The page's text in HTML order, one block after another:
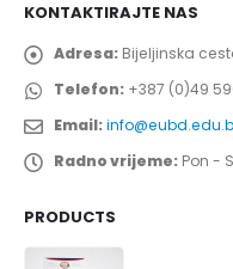
KONTAKTIRAJTE NAS
Adresa: Bijeljinska
Telefon: +387 (0)49
Email:
Radno vrijeme: Pon -
PRODUCTS